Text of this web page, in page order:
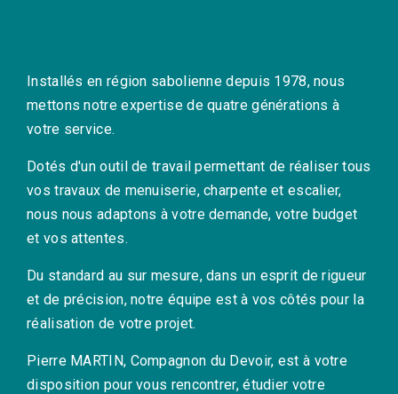
Installés en région sabolienne depuis 1978, nous
mettons notre expertise de quatre générations à
votre service.
Dotés d'un outil de travail permettant de réaliser tous
vos travaux de menuiserie, charpente et escalier,
nous nous adaptons à votre demande, votre budget
et vos attentes.
Du standard au sur mesure, dans un esprit de rigueur
et de précision, notre équipe est à vos côtés pour la
réalisation de votre projet.
Pierre MARTIN, Compagnon du Devoir, est à votre
disposition pour vous rencontrer, étudier votre